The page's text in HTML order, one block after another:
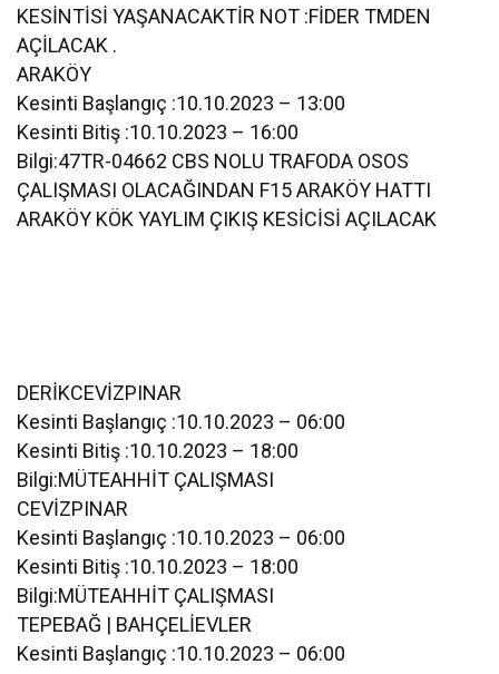
KESİNTİSİ YAŞANACAKTİR NOT :FİDER TMDEN
AÇİLACAK .
ARAKÖY
Kesinti Başlangıç :10.10.2023 – 13:00
Kesinti Bitiş :10.10.2023 – 16:00
Bilgi:47TR-04662 CBS NOLU TRAFODA OSOS
ÇALIŞMASI OLACAĞINDAN F15 ARAKÖY HATTI
ARAKÖY KÖK YAYLIM ÇIKIŞ KESİCİSİ AÇILACAK
DERİKCEVİZPINAR
Kesinti Başlangıç :10.10.2023 – 06:00
Kesinti Bitiş :10.10.2023 – 18:00
Bilgi:MÜTEAHHİT ÇALIŞMASI
CEVİZPINAR
Kesinti Başlangıç :10.10.2023 – 06:00
Kesinti Bitiş :10.10.2023 – 18:00
Bilgi:MÜTEAHHİT ÇALIŞMASI
TEPEBAĞ | BAHÇELİEVLER
Kesinti Başlangıç :10.10.2023 – 06:00